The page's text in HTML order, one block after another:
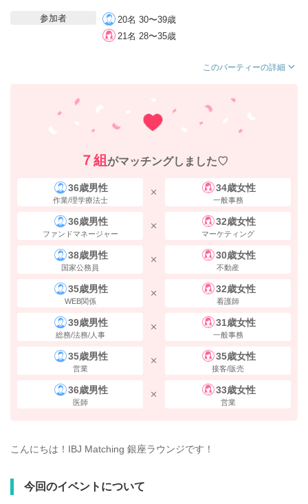
参加者
20名 30〜39歳
21名 28〜35歳
このパーティーの詳細
７組 がマッチングしました♡
36歳男性
作業/理学療法士
34歳女性
一般事務
36歳男性
ファンドマネージャー
32歳女性
マーケティング
38歳男性
国家公務員
30歳女性
不動産
35歳男性
WEB関係
32歳女性
看護師
39歳男性
総務/法務/人事
31歳女性
一般事務
35歳男性
営業
35歳女性
接客/販売
36歳男性
医師
33歳女性
営業
こんにちは！IBJ Matching 銀座ラウンジです！
今回のイベントについて